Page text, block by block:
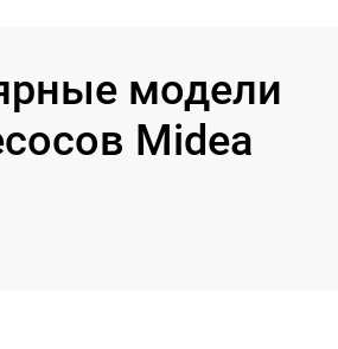
модели
Midea